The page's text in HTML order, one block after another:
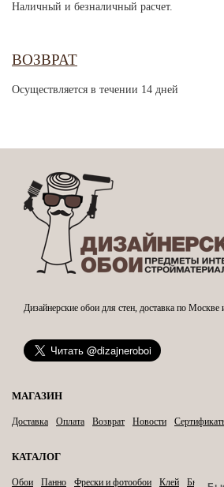
Наличный и безналичный расчет.
ВОЗВРАТ
Осуществляется в течении 14 дней
Дизайнерские обои для стен, доставка по Москве
МАГАЗИН
Доставка Оплата Возврат Новости
КАТАЛОГ
Обои Панно Фрески и фотообои Клей Бытовая